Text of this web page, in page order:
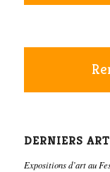
DERNIERS
Expositions d’art au